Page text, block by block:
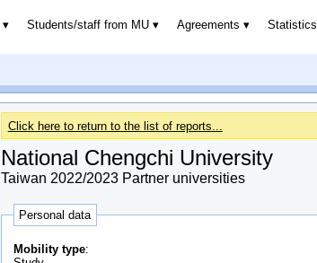
Students/staff from MU Agreements Statistics
Click here to return to the list of reports...
National Chengchi University
Taiwan 2022/2023 Partner universities
Personal data
Mobility type: